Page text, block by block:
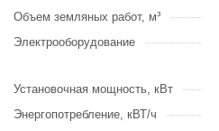
Объем земляных работ, м³
Электрооборудование
Установочная мощность, кВт
Энергопотребление, кВТ/ч